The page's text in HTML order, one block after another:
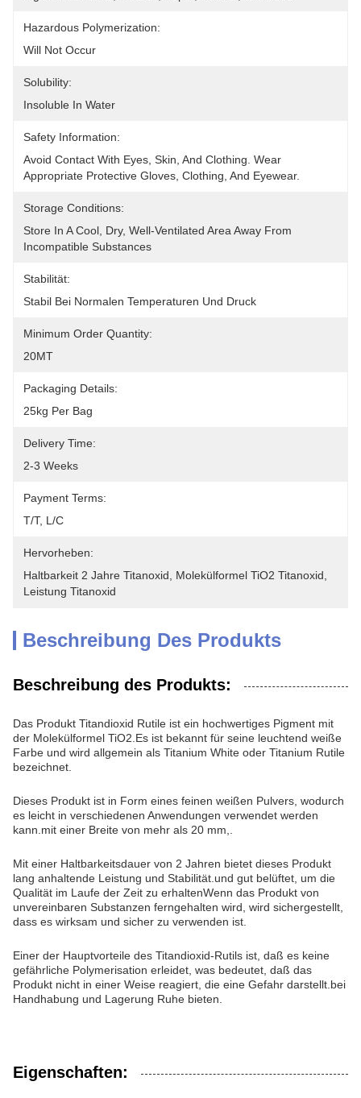
Hazardous Polymerization:
Will Not Occur
Solubility:
Insoluble In Water
Safety Information:
Avoid Contact With Eyes, Skin, And Clothing. Wear
Appropriate Protective Gloves, Clothing, And Eyewear.
Storage Conditions:
Store In A Cool, Dry, Well-Ventilated Area Away From
Incompatible Substances
Stabilität:
Stabil Bei Normalen Temperaturen Und Druck
Minimum Order Quantity:
20MT
Packaging Details:
25kg Per Bag
Delivery Time:
2-3 Weeks
Payment Terms:
T/T, L/C
Hervorheben:
Haltbarkeit 2 Jahre Titanoxid
Molekülformel TiO2 Titanoxid
Leistung Titanoxid
Beschreibung Des Produkts
Beschreibung des Produkts:
Das Produkt Titandioxid Rutile ist ein hochwertiges Pigment mit
der Molekülformel TiO2.Es ist bekannt für seine leuchtend weiße
Farbe und wird allgemein als Titanium White oder Titanium Rutile
bezeichnet.
Dieses Produkt ist in Form eines feinen weißen Pulvers, wodurch
es leicht in verschiedenen Anwendungen verwendet werden
kann.mit einer Breite von mehr als 20 mm,.
Mit einer Haltbarkeitsdauer von 2 Jahren bietet dieses Produkt
lang anhaltende Leistung und Stabilität.und gut belüftet, um die
Qualität im Laufe der Zeit zu erhaltenWenn das Produkt von
unvereinbaren Substanzen ferngehalten wird, wird sichergestellt,
dass es wirksam und sicher zu verwenden ist.
Einer der Hauptvorteile des Titandioxid-Rutils ist, daß es keine
gefährliche Polymerisation erleidet, was bedeutet, daß das
Produkt nicht in einer Weise reagiert, die eine Gefahr darstellt.bei
Handhabung und Lagerung Ruhe bieten.
Eigenschaften: